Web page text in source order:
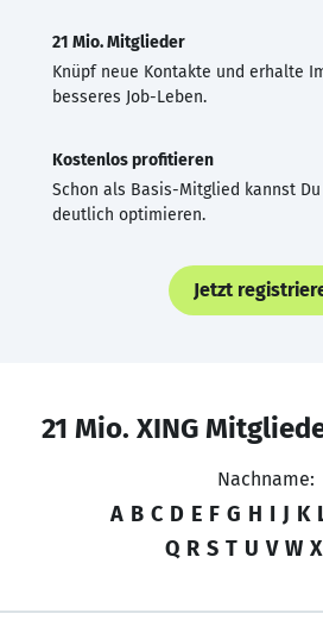
21 Mio. Mitglieder
Knüpf neue Kontakte und erhalte
besseres Job-Leben.
Kostenlos profitieren
Schon als Basis-Mitglied kannst Du
deutlich optimieren.
Jetzt
21 Mio. XING
Nachname:
A B C D E F G H I J K
Q R S T U V W X